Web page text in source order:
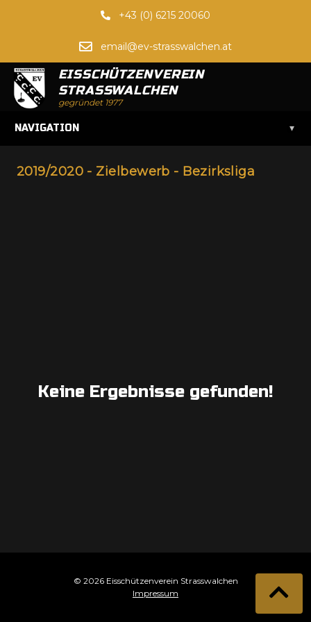
+43 (0) 6215 20060
email@ev-strasswalchen.at
EISSCHÜTZENVEREIN
STRASSWALCHEN
gegründet 1977
NAVIGATION ▾
2019/2020 - Zielbewerb - Bezirksliga
Keine Ergebnisse gefunden!
© 2026 Eisschützenverein Strasswalchen
Impressum